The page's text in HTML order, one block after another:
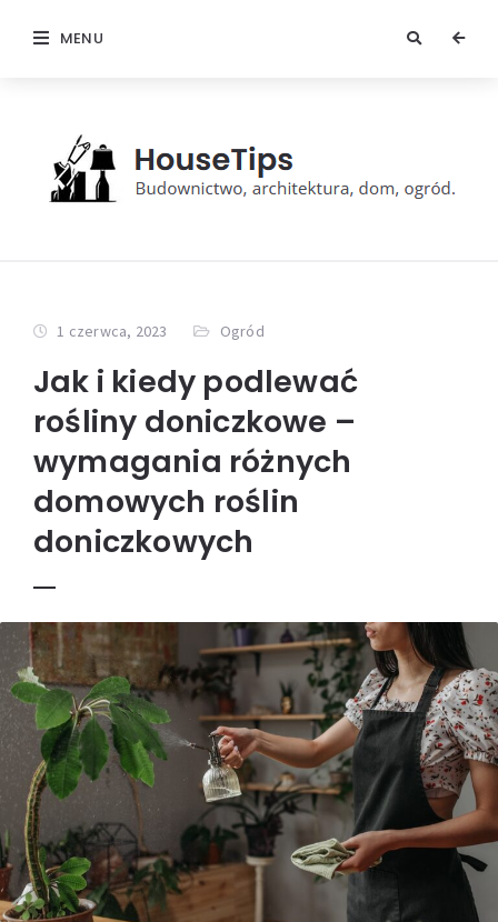
MENU
1 czerwca, 2023 Ogród
Jak i kiedy podlewać
rośliny doniczkowe –
wymagania różnych
domowych roślin
doniczkowych